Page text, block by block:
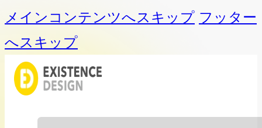
メインコンテンツへスキップ フッター
へスキップ